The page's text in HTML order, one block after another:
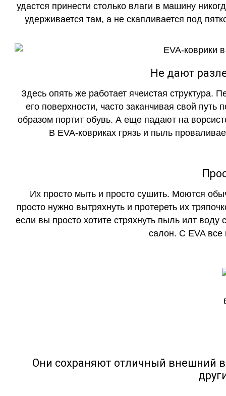
удастся принести столько влаги в машину
удерживается там, а не скапливается под
Не дают
Здесь опять же работает ячеистая структура.
его поверхности, часто заканчивая свой
образом портит обувь. А еще падают на
В EVA-ковриках грязь и пыль
Их просто мыть и просто сушить. Моются
просто нужно вытряхнуть и протереть их
если вы просто хотите стряхнуть пыль илт воду
салон. С EVA все
Они сохраняют отличный внешний